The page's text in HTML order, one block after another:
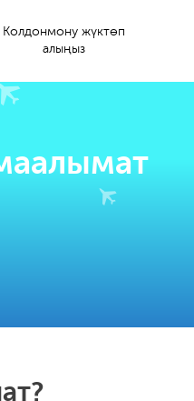
Колдонмону жүктөп
алыңыз